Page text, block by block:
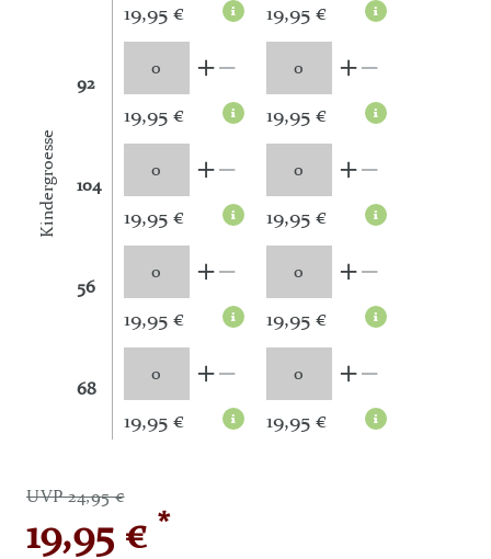
Kindergroesse
19,95 € 19,95 €
92
19,95 € 19,95 €
104
19,95 € 19,95 €
56
19,95 € 19,95 €
68
19,95 € 19,95 €
UVP 24,95 €
19,95 € *